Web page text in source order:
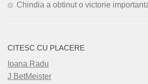
Chindia a obtinut o victorie
CITESC CU PLACERE
Ioana Radu
J BetMeister